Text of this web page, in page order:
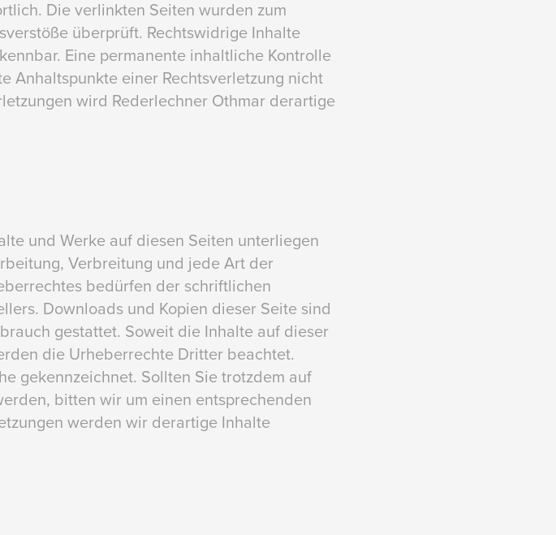
Die verlinkten Seiten wurden zum
überprüft. Rechtswidrige Inhalte
Eine permanente inhaltliche Kontrolle
Anhaltspunkte einer Rechtsverletzung nicht
wird Rederlechner Othmar derartige
und Werke auf diesen Seiten unterliegen
Verbreitung und jede Art der
bedürfen der schriftlichen
Downloads und Kopien dieser Seite sind
gestattet. Soweit die Inhalte auf dieser
die Urheberrechte Dritter beachtet.
gekennzeichnet. Sollten Sie trotzdem auf
bitten wir um einen entsprechenden
werden wir derartige Inhalte